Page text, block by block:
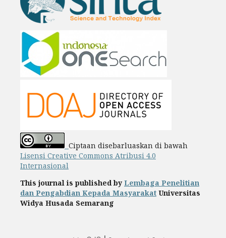
Ciptaan disebarluaskan di bawah
Lisensi Creative Commons Atribusi 4.0
Internasional
This journal is published by Lembaga Penelitian
dan Pengabdian Kepada Masyarakat Universitas
Widya Husada Semarang